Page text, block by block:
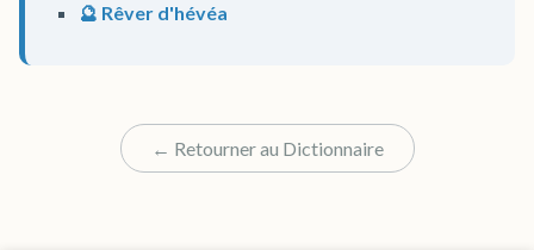
🔮 Rêver d'hévéa
← Retourner au Dictionnaire